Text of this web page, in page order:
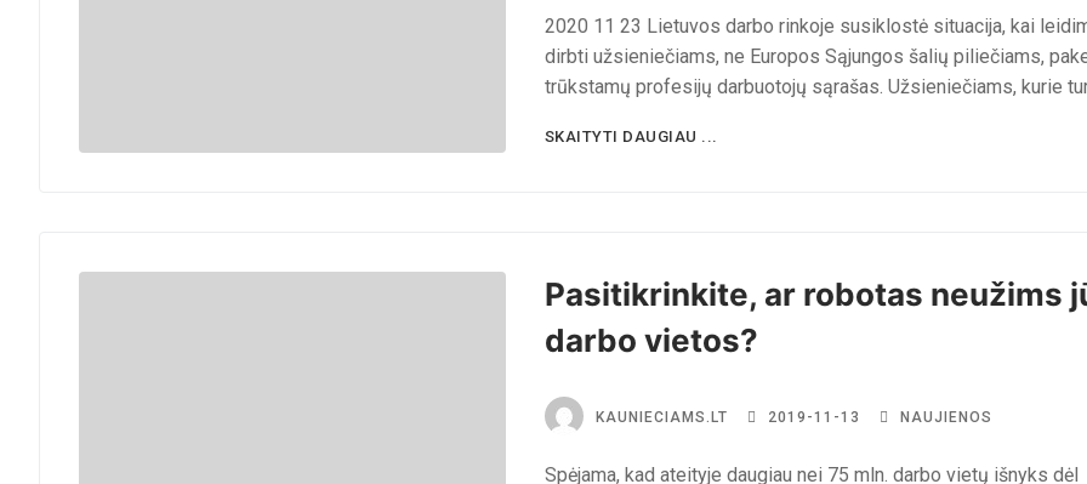
2020 11 23 Lietuvos darbo rinkoje susiklostė situacija, kai
dirbti užsieniečiams, ne Europos Sąjungos šalių piliečiams,
trūkstamų profesijų darbuotojų sąrašas. Užsieniečiams, kurie
SKAITYTI DAUGIAU ...
Pasitikrinkite, ar robotas neužims
darbo vietos?
KAUNIECIAMS.LT 2019-11-13 NAUJIENOS
Spėjama, kad ateityje daugiau nei 75 mln. darbo vietų išnyks dėl